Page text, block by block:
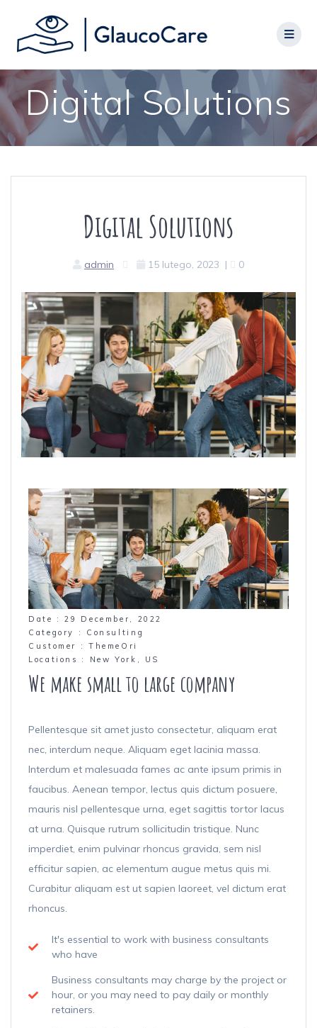
Digital Solutions
Digital Solutions
admin 15 lutego, 2023 | 0
Date :29 December, 2022
Category : Consulting
Customer : ThemeOri
Locations :
New York, US
We make small to large company
Pellentesque sit amet justo consectetur, aliquam erat
nec, interdum neque. Aliquam eget lacinia massa.
Interdum et malesuada fames ac ante ipsum primis in
faucibus. Aenean tempor, lectus quis dictum posuere,
mauris nisl pellentesque urna, eget sagittis tortor lacus
at urna. Quisque rutrum sollicitudin tristique. Nunc
imperdiet, enim pulvinar rhoncus gravida, sem nisl
efficitur sapien, ac elementum augue metus quis mi.
Curabitur aliquam est ut sapien laoreet, vel dictum erat
rhoncus.
It's essential to work with business consultants
who have
Business consultants may charge by the project or
hour, or you may need to pay daily or monthly
retainers.